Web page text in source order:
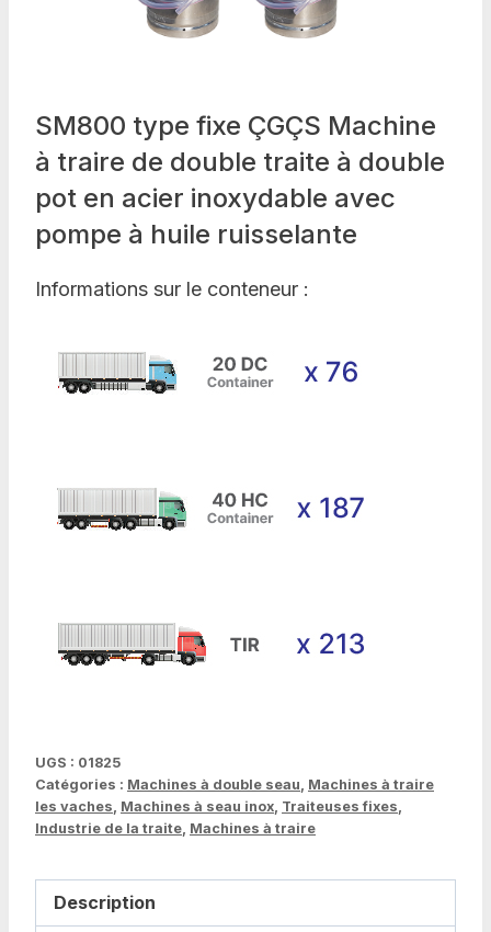
SM800 type fixe ÇGÇS Machine
à traire de double traite à double
pot en acier inoxydable avec
pompe à huile ruisselante
Informations sur le conteneur :
UGS : 01825
Catégories : Machines à double seau, Machines à traire
les vaches, Machines à seau inox, Traiteuses fixes,
Industrie de la traite, Machines à traire
Description